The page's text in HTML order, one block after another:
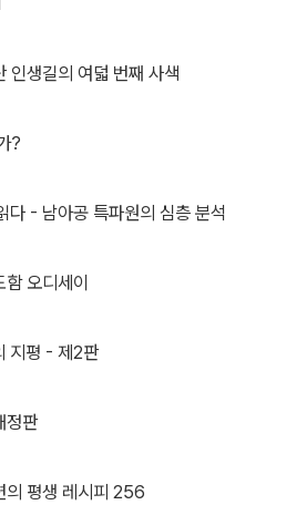
인생길의 여덟 번째 사색
?
다 - 남아공 특파원의 심층 분석
오디세이
지평 - 제2판
정판
의 평생 레시피 256